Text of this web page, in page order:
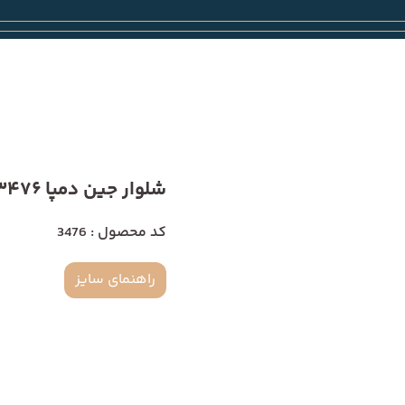
شلوار جین دمپا 3476
کد محصول : 3476
راهنمای سایز